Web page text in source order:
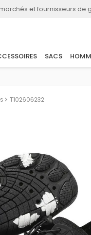
et fournisseurs de
SACS
T102606232